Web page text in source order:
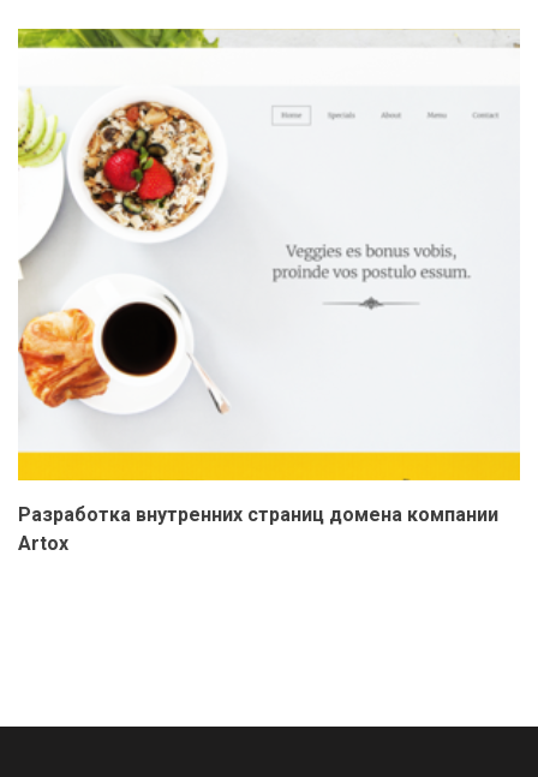
Разработка внутренних страниц домена компании
Artox